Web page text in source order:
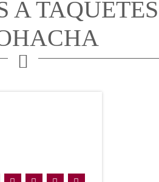
A TAQUETES